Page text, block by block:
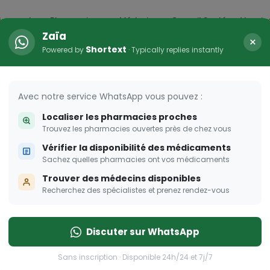
Pharmacies Médecins Conseil Santé
Dream
à pique!
Zaïa
Powered by Shortext · Typically replies instantly ×
Avec notre service WhatsApp vous pouvez :
Localiser les pharmacies proches
Trouvez les pharmacies ouvertes près de chez vous
Vérifier la disponibilité des médicaments
Sachez quelles pharmacies ont vos médicaments
Trouver des médecins disponibles
Recherchez des spécialistes et prenez rendez-vous
Discuter sur WhatsApp
Sans inscription · Disponible 24h/24 et 7j/7